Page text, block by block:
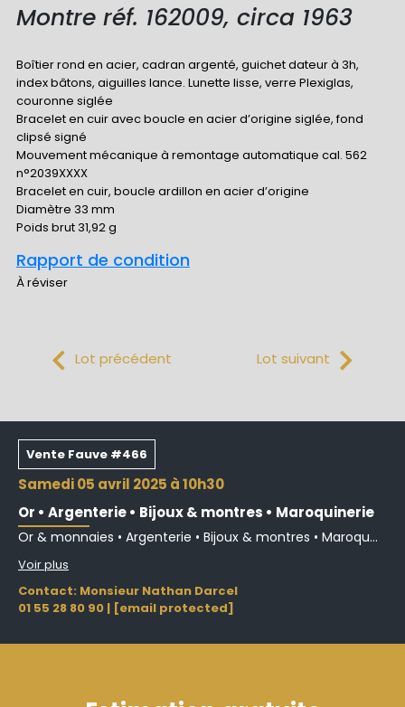
Montre réf. 162009, circa 1963
Boîtier rond en acier, cadran argenté, guichet dateur à 3h,
index bâtons, aiguilles lance. Lunette lisse, verre Plexiglas,
couronne siglée
Bracelet en cuir avec boucle en acier d’origine siglée, fond
clipsé signé
Mouvement mécanique à remontage automatique cal. 562
n°2039XXXX
Bracelet en cuir, boucle ardillon en acier d’origine
Diamètre 33 mm
Poids brut 31,92 g
Rapport de condition
À réviser
Lot précédent Lot suivant
Vente Fauve #466
samedi 05 avril 2025 à 10h30
Or • Argenterie • Bijoux & montres • Maroquinerie
Or & monnaies • Argenterie • Bijoux & montres • Maroqu...
Voir plus
Contact: Monsieur Nathan Darcel
01 55 28 80 90 | [email protected]